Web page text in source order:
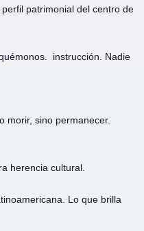
patrimonial del centro de
instrucción. Nadie
morir, sino permanecer.
herencia cultural.
Lo que brilla